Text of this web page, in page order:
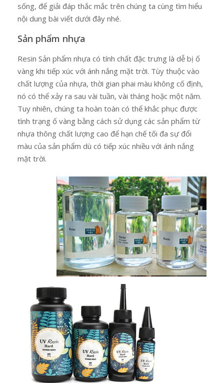
sống, để giải đáp thắc mắc trên chúng ta cùng tìm hiểu
nội dung bài viết dưới đây nhé.
Sản phẩm nhựa
Resin Sản phẩm nhựa có tính chất đặc trưng là dễ bị ố
vàng khi tiếp xúc với ánh nắng mặt trời. Tùy thuộc vào
chất lượng của nhựa, thời gian phai màu không cố định,
nó có thể xảy ra sau vài tuần, vài tháng hoặc một năm.
Tuy nhiên, chúng ta hoàn toàn có thể khắc phục được
tình trạng ố vàng bằng cách sử dụng các sản phẩm từ
nhựa thông chất lượng cao để hạn chế tối đa sự đổi
màu của sản phẩm dù có tiếp xúc nhiều với ánh nắng
mặt trời.